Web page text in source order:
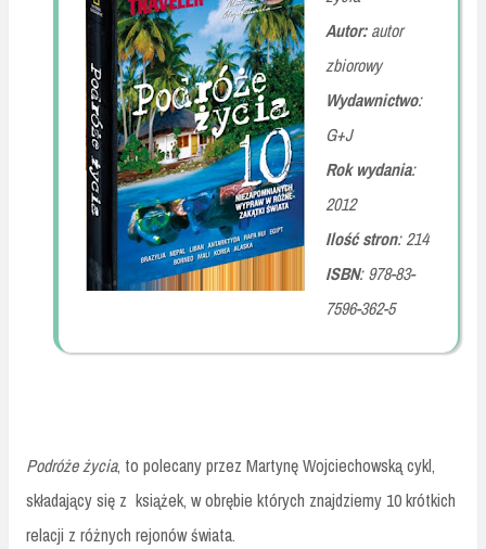
Autor:autor
zbiorowy
Wydawnictwo:
G+J
Rok wydania:
2012
Ilość stron: 214
ISBN: 978-83-
7596-362-5
Podróże życia, to polecany przez Martynę Wojciechowską cykl,
składający się z książek, w obrębie których znajdziemy 10 krótkich
relacji z różnych rejonów świata.